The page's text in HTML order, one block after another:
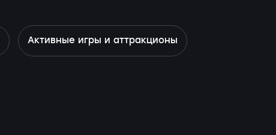
Активные игры и аттракционы